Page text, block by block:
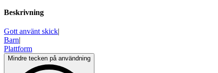
Beskrivning
Gott använt skick|
Barn|
Plattform
Mindre tecken på användning